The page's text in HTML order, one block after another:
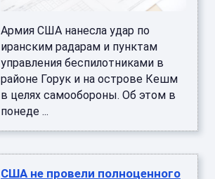
Армия США нанесла удар по
иранским радарам и пунктам
управления беспилотниками в
районе Горук и на острове Кешм
в целях самообороны. Об этом в
понеде ...
США не провели полноценного